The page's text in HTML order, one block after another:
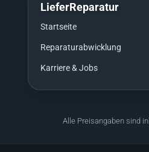
LieferReparatur
Startseite
Reparaturabwicklung
Karriere & Jobs
Alle Preisangaben sind